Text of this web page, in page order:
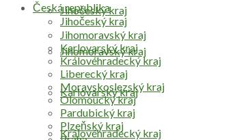
Jihočeský kraj
Jihomoravský kraj
Karlovarský kraj
Královéhradecký kraj
Česká republika
Jihočeský kraj
Jihomoravský kraj
Karlovarský kraj
Královéhradecký kraj
Liberecký kraj
Moravskoslezský kraj
Olomoucký kraj
Pardubický kraj
Plzeňský kraj